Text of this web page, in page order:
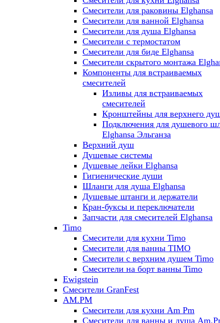
Смесители для раковины Elghansa
Смесители для ванной Elghansa
Смесители для душа Elghansa
Смесители с термостатом
Смесители для биде Elghansa
Смесители скрытого монтажа
Компоненты для встраиваемых
смесителей
Изливы для встраиваемых
смесителей
Кронштейны для верхнего
Подключения для душевого
Elghansa Эльганза
Верхний душ
Душевые системы
Душевые лейки Elghansa
Гигиенические души
Шланги для душа Elghansa
Душевые штанги и держатели
Кран-буксы и переключатели
Запчасти для смесителей Elghansa
Timo
Смесители для кухни Timo
Смесители для ванны TIMO
Смесители с верхним душем Timo
Смесители на борт ванны Timo
Ewigstein
Смесители GranFest
AM.PM
Смесители для кухни Am Pm
Смесители для ванны и душа